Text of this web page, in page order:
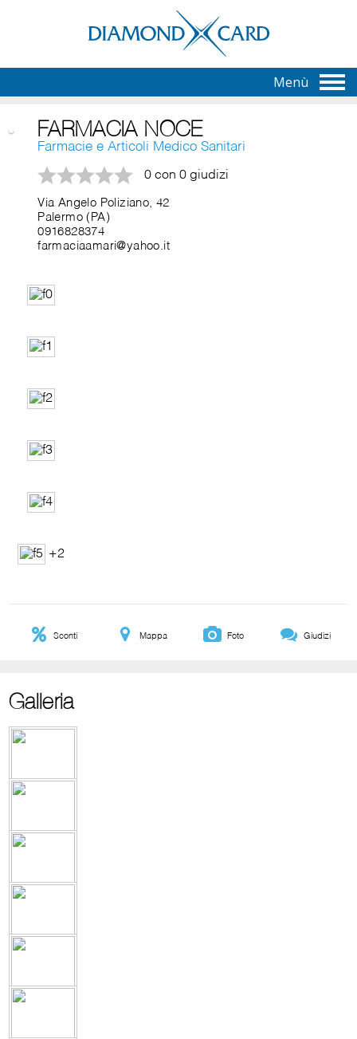
Menù
FARMACIA NOCE
Farmacie e Articoli Medico Sanitari
0 con 0 giudizi
Via Angelo Poliziano, 42
Palermo (PA)
0916828374
farmaciaamari@yahoo.it
+2
Sconti Mappa Foto Giudizi
Galleria